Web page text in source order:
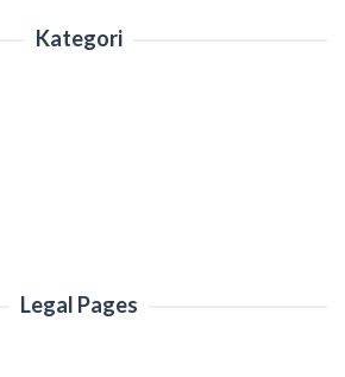
Kategori
Legal Pages